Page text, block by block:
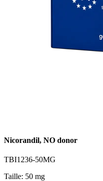
Nicorandil, NO donor
TBI1236-50MG
Taille: 50 mg